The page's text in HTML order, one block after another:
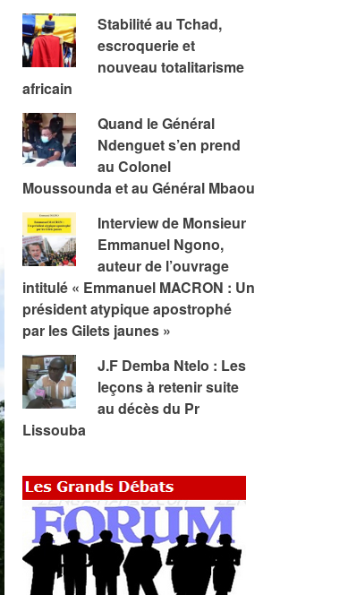
Stabilité au Tchad,
escroquerie et
nouveau totalitarisme
africain
Quand le Général
Ndenguet s’en prend
au Colonel
Moussounda et au Général Mbaou
Interview de Monsieur
Emmanuel Ngono,
auteur de l’ouvrage
intitulé « Emmanuel MACRON : Un
président atypique apostrophé
par les Gilets jaunes »
J.F Demba Ntelo : Les
leçons à retenir suite
au décès du Pr
Lissouba